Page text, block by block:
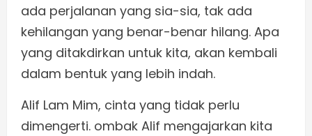
ada perjalanan yang sia-sia, tak ada
kehilangan yang benar-benar hilang. Apa
yang ditakdirkan untuk kita, akan kembali
dalam bentuk yang lebih indah.
Alif Lam Mim, cinta yang tidak perlu
dimengerti. ombak Alif mengajarkan kita